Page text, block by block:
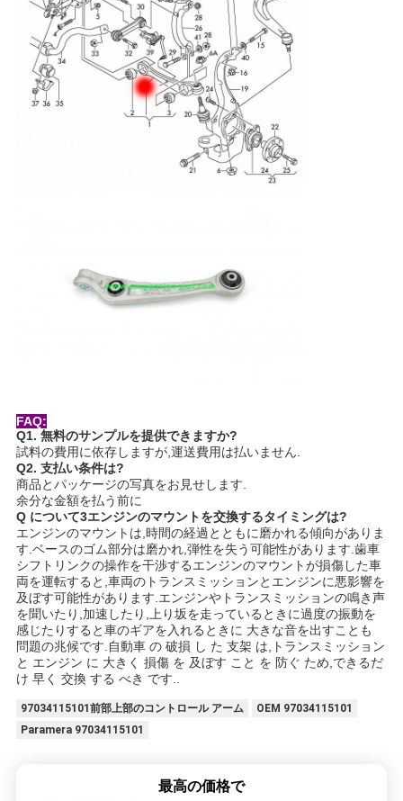
FAQ:
Q1. 無料のサンプルを提供できますか?
試料の費用に依存しますが,運送費用は払いません.
Q2. 支払い条件は?
商品とパッケージの写真をお見せします.
余分な金額を払う前に
Q について3エンジンのマウントを交換するタイミングは?
エンジンのマウントは,時間の経過とともに磨かれる傾向がありま
す.ベースのゴム部分は磨かれ,弾性を失う可能性があります.歯車
シフトリンクの操作を干渉するエンジンのマウントが損傷した車
両を運転すると,車両のトランスミッションとエンジンに悪影響を
及ぼす可能性があります.エンジンやトランスミッションの鳴き声
を聞いたり,加速したり,上り坂を走っているときに過度の振動を
感じたりすると車のギアを入れるときに 大きな音を出すことも
問題の兆候です.自動車 の 破損 し た 支架 は,トランスミッション
と エンジン に 大きく 損傷 を 及ぼす こと を 防ぐ ため,できるだ
け 早く 交換 する べき です..
97034115101前部上部のコントロール アーム
OEM 97034115101
Paramera 97034115101
最高の価格で